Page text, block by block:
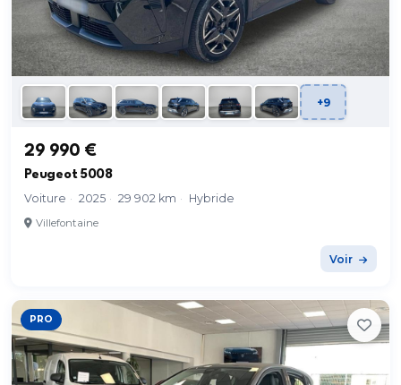
+9
29 990 €
Peugeot 5008
Voiture · 2025 · 29 902 km · Hybride
Villefontaine
Voir
PRO